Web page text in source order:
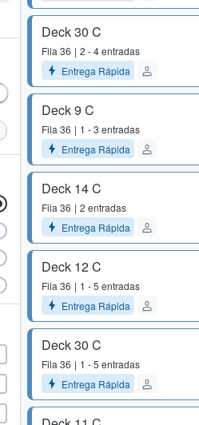
Deck 30 C
Fila 36
2 - 4 entradas
Entrega Rápida
Deck 9 C
Fila 36
1 - 3 entradas
Entrega Rápida
Deck 14 C
Fila 36
2 entradas
Entrega Rápida
Deck 12 C
Fila 36
1 - 5 entradas
Entrega Rápida
Deck 30 C
Fila 36
1 - 5 entradas
Entrega Rápida